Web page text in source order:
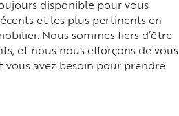
disponible pour vous
et les plus pertinents en
Nous sommes fiers d’être
et nous nous efforçons de vous
avez besoin pour prendre